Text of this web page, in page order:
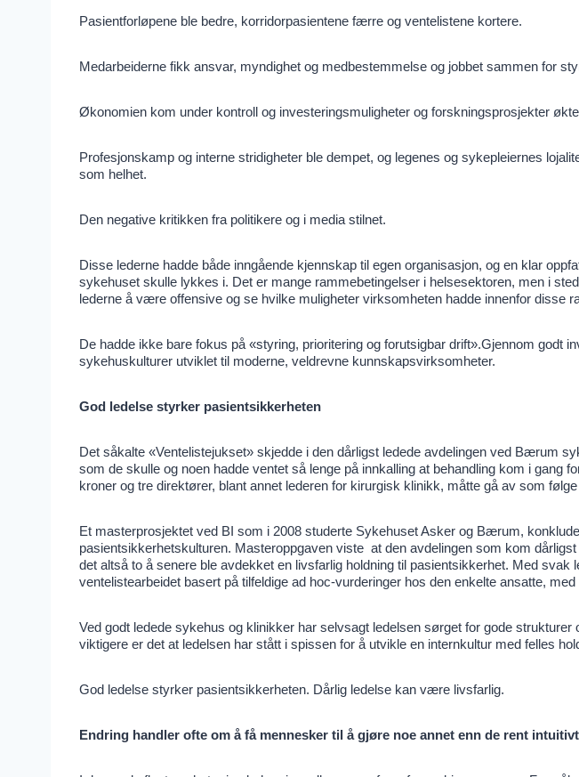
Pasientforløpene ble bedre, korridorpasientene færre og ventelistene kortere.
Medarbeiderne fikk ansvar, myndighet og medbestemmelse og jobbet sammen for
Økonomien kom under kontroll og investeringsmuligheter og forskningsprosjekter
Profesjonskamp og interne stridigheter ble dempet, og legenes og sykepleiernes
som helhet.
Den negative kritikken fra politikere og i media stilnet.
Disse lederne hadde både inngående kjennskap til egen organisasjon, og en klar
sykehuset skulle lykkes i. Det er mange rammebetingelser i helsesektoren, men i
lederne å være offensive og se hvilke muligheter virksomheten hadde innenfor disse
De hadde ikke bare fokus på «styring, prioritering og forutsigbar drift».Gjennom godt
sykehuskulturer utviklet til moderne, veldrevne kunnskapsvirksomheter.
God ledelse styrker pasientsikkerheten
Det såkalte «Ventelistejukset» skjedde i den dårligst ledede avdelingen ved Bærum
som de skulle og noen hadde ventet så lenge på innkalling at behandling kom i gang
kroner og tre direktører, blant annet lederen for kirurgisk klinikk, måtte gå av som
Et masterprosjektet ved BI som i 2008 studerte Sykehuset Asker og Bærum,
pasientsikkerhetskulturen. Masteroppgaven viste at den avdelingen som kom
det altså to å senere ble avdekket en livsfarlig holdning til pasientsikkerhet. Med svak
ventelistearbeidet basert på tilfeldige ad hoc-vurderinger hos den enkelte ansatte,
Ved godt ledede sykehus og klinikker har selvsagt ledelsen sørget for gode strukturer
viktigere er det at ledelsen har stått i spissen for å utvikle en internkultur med felles
God ledelse styrker pasientsikkerheten. Dårlig ledelse kan være livsfarlig.
Endring handler ofte om å få mennesker til å gjøre noe annet enn de rent